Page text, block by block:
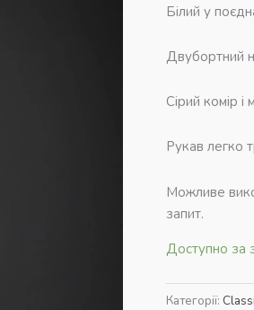
Білий у
Двубортний
Сірий комір
Рукав легко
Можливе
запит.
Доступно за
Категорії: